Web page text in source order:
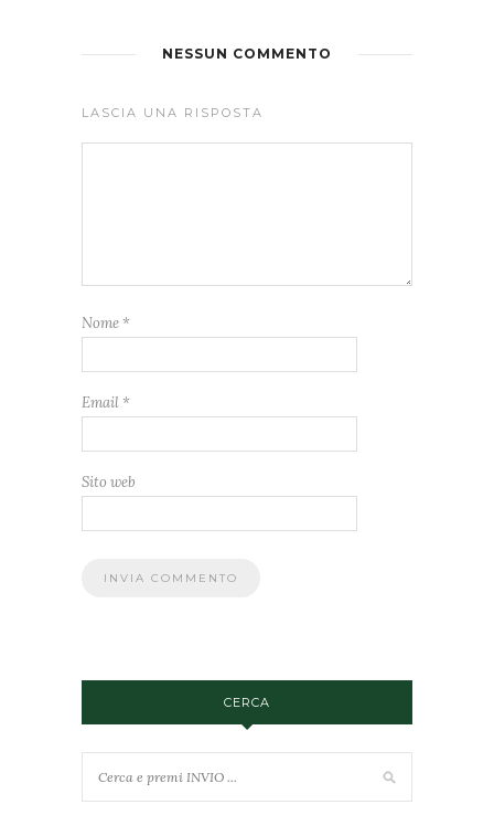
NESSUN COMMENTO
LASCIA UNA RISPOSTA
Nome *
Email *
Sito web
CERCA